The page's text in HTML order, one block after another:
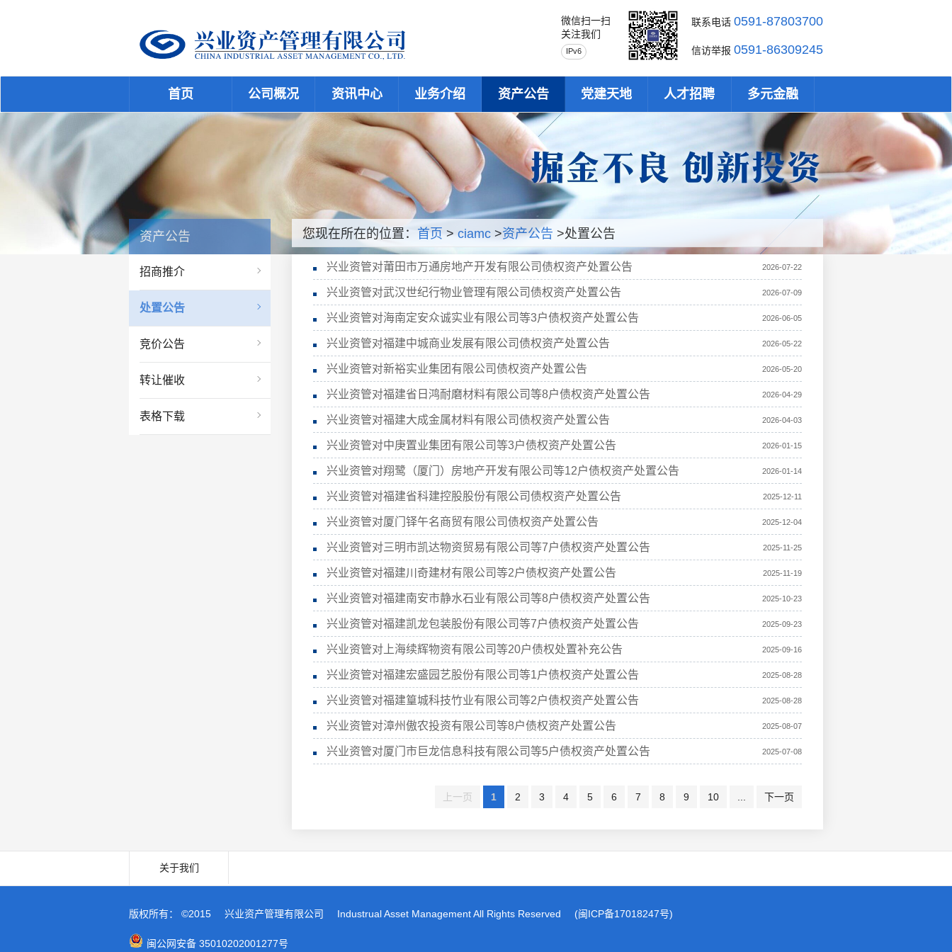
微信扫一扫
关注我们
IPv6
联系电话 0591-87803700
信访举报 0591-86309245
首页 公司概况 资讯中心 业务介绍 资产公告 党建天地 人才招聘 多元金融
资产公告
招商推介
处置公告
竞价公告
转让催收
表格下载
您现在所在的位置： 首页 > ciamc >资产公告 >处置公告
2026-07-22
兴业资管对莆田市万通房地产开发有限公司债权资产处置公告
2026-07-09
兴业资管对武汉世纪行物业管理有限公司债权资产处置公告
2026-06-05
兴业资管对海南定安众诚实业有限公司等3户债权资产处置公告
2026-05-22
兴业资管对福建中城商业发展有限公司债权资产处置公告
2026-05-20
兴业资管对新裕实业集团有限公司债权资产处置公告
2026-04-29
兴业资管对福建省日鸿耐磨材料有限公司等8户债权资产处置公告
2026-04-03
兴业资管对福建大成金属材料有限公司债权资产处置公告
2026-01-15
兴业资管对中庚置业集团有限公司等3户债权资产处置公告
2026-01-14
兴业资管对翔鹭（厦门）房地产开发有限公司等12户债权资产处置公告
2025-12-11
兴业资管对福建省科建控股股份有限公司债权资产处置公告
2025-12-04
兴业资管对厦门铎午名商贸有限公司债权资产处置公告
2025-11-25
兴业资管对三明市凯达物资贸易有限公司等7户债权资产处置公告
2025-11-19
兴业资管对福建川奇建材有限公司等2户债权资产处置公告
2025-10-23
兴业资管对福建南安市静水石业有限公司等8户债权资产处置公告
2025-09-23
兴业资管对福建凯龙包装股份有限公司等7户债权资产处置公告
2025-09-16
兴业资管对上海续辉物资有限公司等20户债权处置补充公告
2025-08-28
兴业资管对福建宏盛园艺股份有限公司等1户债权资产处置公告
2025-08-28
兴业资管对福建篁城科技竹业有限公司等2户债权资产处置公告
2025-08-07
兴业资管对漳州傲农投资有限公司等8户债权资产处置公告
2025-07-08
兴业资管对厦门市巨龙信息科技有限公司等5户债权资产处置公告
上一页 1 2 3 4 5 6 7 8 9 10 ... 下一页
关于我们
版权所有： ©2015 兴业资产管理有限公司 Industrual Asset Management All Rights Reserved (闽ICP备17018247号)
闽公网安备 35010202001277号